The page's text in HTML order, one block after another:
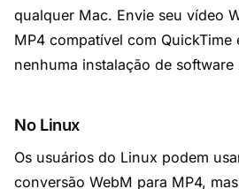
qualquer Mac. Envie seu vídeo
MP4 compatível com
nenhuma instalação de software
No Linux
Os usuários do Linux podem
conversão WebM para MP4,